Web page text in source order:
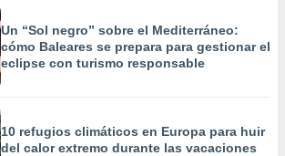
Un “Sol negro” sobre el Mediterráneo:
cómo Baleares se prepara para gestionar el
eclipse con turismo responsable
10 refugios climáticos en Europa para huir
del calor extremo durante las vacaciones